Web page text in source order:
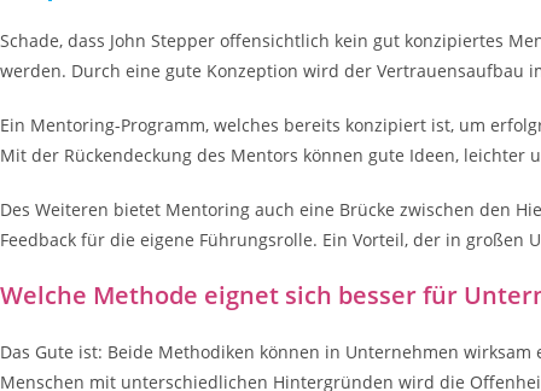
Schade, dass John Stepper offensichtlich kein gut konzipiertes
werden. Durch eine gute Konzeption wird der Vertrauensaufbau
Ein Mentoring-Programm, welches bereits konzipiert ist, um
Mit der Rückendeckung des Mentors können gute Ideen,
Des Weiteren bietet Mentoring auch eine Brücke zwischen den
Feedback für die eigene Führungsrolle. Ein Vorteil, der in
Welche Methode eignet sich besser für
Das Gute ist: Beide Methodiken können in Unternehmen
Menschen mit unterschiedlichen Hintergründen wird die